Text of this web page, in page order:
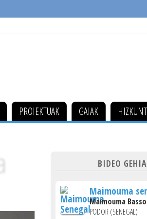
PROIEKTUAK GAIAK
BIDEO
Maimouma
Maimouma
PODOR (SENEGAL)